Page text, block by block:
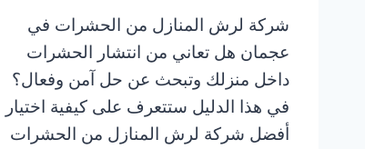
شركة لرش المنازل من الحشرات في
عجمان هل تعاني من انتشار الحشرات
داخل منزلك وتبحث عن حل آمن وفعال؟
في هذا الدليل ستتعرف على كيفية اختيار
أفضل شركة لرش المنازل من الحشرات